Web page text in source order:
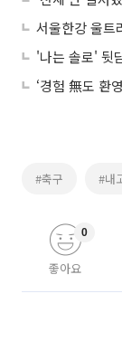
서울한강 울트
'나는 솔로' 뒷
‘경험 無도 환
#축구 #내
좋아요
0